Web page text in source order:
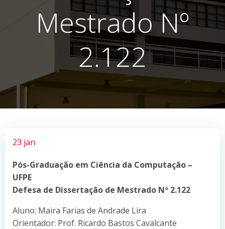
Mestrado Nº
2.122
23 jan
Pós-Graduação em Ciência da Computação –
UFPE
Defesa de Dissertação de Mestrado Nº 2.122
Aluno: Maira Farias de Andrade Lira
Orientador: Prof. Ricardo Bastos Cavalcante